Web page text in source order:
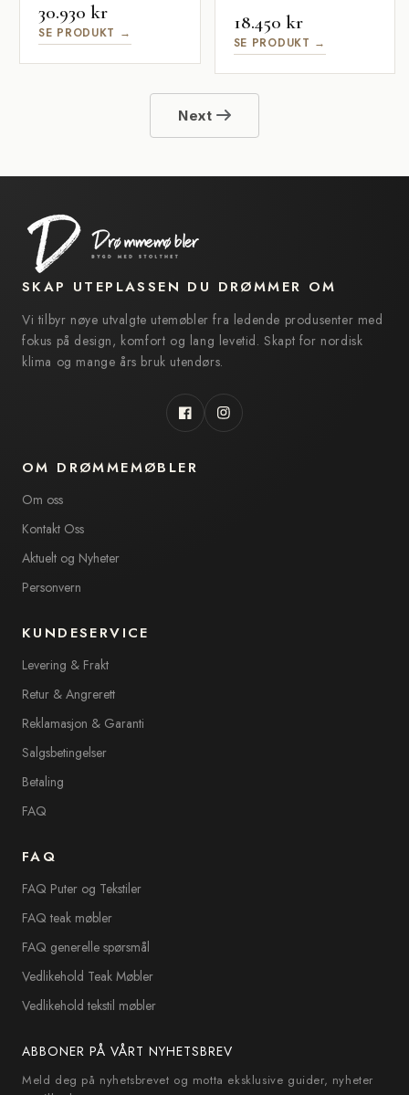
30.930 kr
SE PRODUKT → 18.450 kr
SE PRODUKT →
Next
SKAP UTEPLASSEN DU DRØMMER OM
Vi tilbyr nøye utvalgte utemøbler fra ledende produsenter med
fokus på design, komfort og lang levetid. Skapt for nordisk
klima og mange års bruk utendørs.
FacebookInstagram
OM DRØMMEMØBLER
Om oss
Kontakt Oss
Aktuelt og Nyheter
Personvern
KUNDESERVICE
Levering & Frakt
Retur & Angrerett
Reklamasjon & Garanti
Salgsbetingelser
Betaling
FAQ
FAQ
FAQ Puter og Tekstiler
FAQ teak møbler
FAQ generelle spørsmål
Vedlikehold Teak Møbler
Vedlikehold tekstil møbler
ABBONER PÅ VÅRT NYHETSBREV
Meld deg på nyhetsbrevet og motta eksklusive guider, nyheter